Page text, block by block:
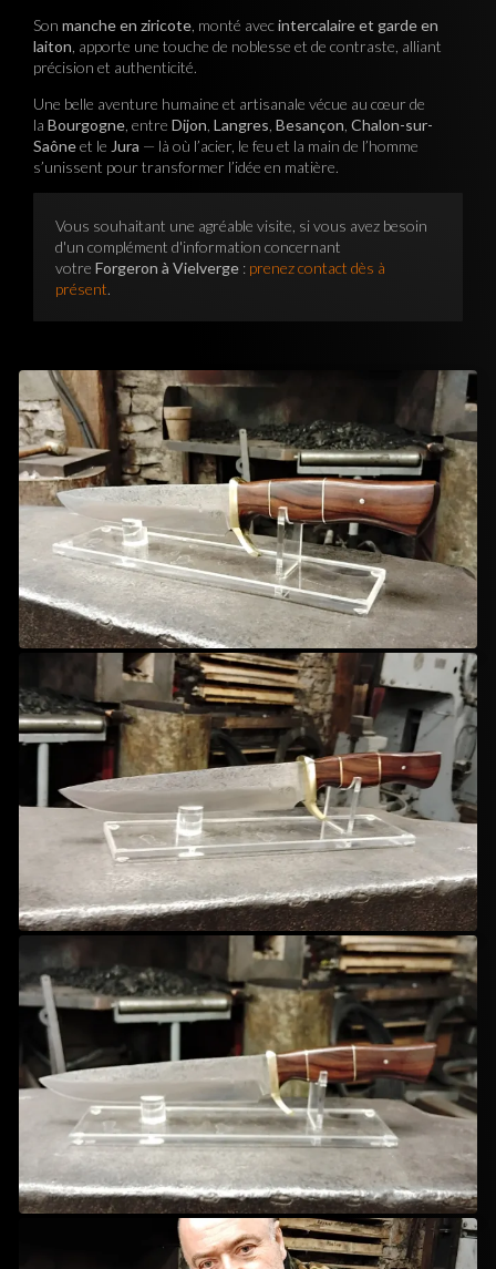
Son manche en ziricote , monté avecintercalaire et garde en
laiton , apporte une touche de noblesse et de contraste, alliant
précision et authenticité.
Une belle aventure humaine et artisanale vécue au cœur de
la Bourgogne , entre Dijon Langres Besançon Chalon-sur-
Saôneet le Jura — là où l’acier, le feu et la main de l’homme
s’unissent pour transformer l’idée en matière.
Vous souhaitant une agréable visite, si vous avez besoin
d'un complément d'information concernant
votre Forgeron à Vielverge : prenez contact dès à
présent.